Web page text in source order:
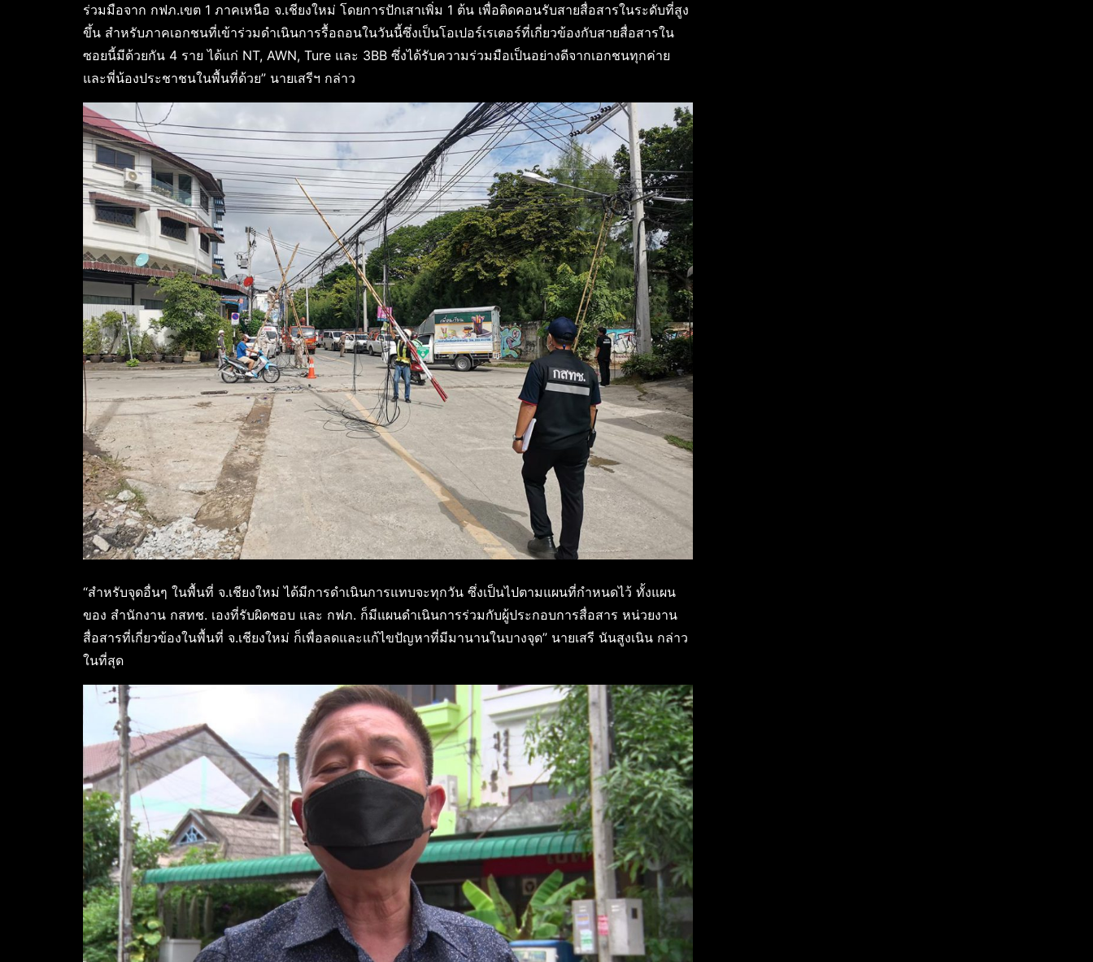
ร่วมมือจาก กฟภ.เขต 1 ภาคเหนือ จ.เชียงใหม่ โดยการปักเสาเพิ่ม 1 ต้น เพื่อติดคอนรับสายสื่อสารในระดับที่สูง
ขึ้น สำหรับภาคเอกชนที่เข้าร่วมดำเนินการรื้อถอนในวันนี้ซึ่งเป็นโอเปอร์เรเตอร์ที่เกี่ยวข้องกับสายสื่อสารใน
ซอยนี้มีด้วยกัน 4 ราย ได้แก่ NT, AWN, Ture และ 3BB ซึ่งได้รับความร่วมมือเป็นอย่างดีจากเอกชนทุกค่าย
และพี่น้องประชาชนในพื้นที่ด้วย” นายเสรีฯ กล่าว
“สำหรับจุดอื่นๆ ในพื้นที่ จ.เชียงใหม่ ได้มีการดำเนินการแทบจะทุกวัน ซึ่งเป็นไปตามแผนที่กำหนดไว้ ทั้งแผน
ของ สำนักงาน กสทช. เองที่รับผิดชอบ และ กฟภ. ก็มีแผนดำเนินการร่วมกับผู้ประกอบการสื่อสาร หน่วยงาน
สื่อสารที่เกี่ยวข้องในพื้นที่ จ.เชียงใหม่ ก็เพื่อลดและแก้ไขปัญหาที่มีมานานในบางจุด” นายเสรี นันสูงเนิน กล่าว
ในที่สุด